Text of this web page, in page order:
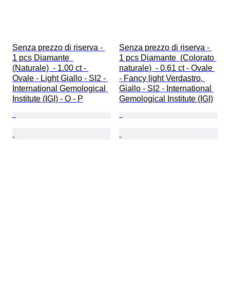
Senza prezzo di riserva -
1 pcs Diamante
(Naturale)  - 1.00 ct -
Ovale - Light Giallo - SI2 -
International Gemological
Institute (IGI) - O - P
Senza prezzo di riserva -
1 pcs Diamante  (Colorato
naturale)  - 0.61 ct - Ovale
- Fancy light Verdastro,
Giallo - SI2 - International
Gemological Institute (IGI)